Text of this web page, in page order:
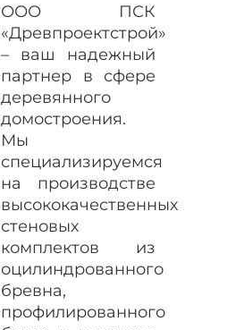
ООО ПСК
«Древпроектстрой»
– ваш надежный
партнер в сфере
деревянного
домостроения.
Мы
специализируемся
на производстве
высококачественных
стеновых
комплектов из
оцилиндрованного
бревна,
профилированного